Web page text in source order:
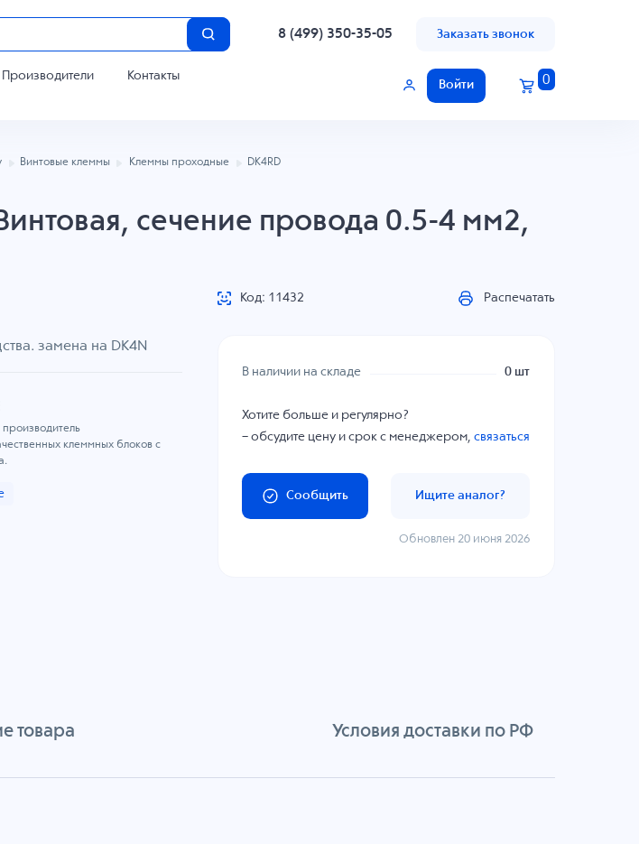
8 (499) 350-35-05 Заказать звонок
Производители Контакты
Войти 0
Винтовые клеммы Клеммы проходные DK4RD
сечение провода 0.5-4 мм2,
замена на DK4N
клеммных блоков с
Код: 11432 Распечатать
В наличии на складе 0 шт
Хотите больше и регулярно?
– обсудите цену и срок с менеджером,связаться
Сообщить Ищите аналог?
Обновлен 20 июня 2026
товара Условия доставки по РФ